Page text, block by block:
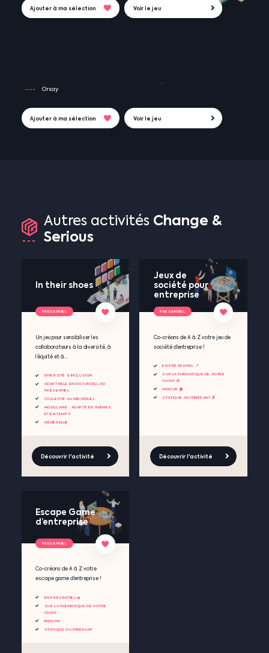
Ajouter à ma sélection Voir le jeu
Orsay
Ajouter à ma sélection Voir le jeu
Autres activités Change &
Serious
In their shoes
Un jeu pour sensibiliser les
collaborateurs à la diversité, à
l’équité et à...
DIVERSITÉ & INCLUSION
ADAPTABLE EN DISTANCIEL OU
PRÉSENTIEL
COLLECTIF OU INDIVIDUEL
MODULAIRE : ADAPTÉ EN THÈMES
ET EN TEMPS
GÉNÉRIQUE
Découvrir l'activité
PRESENTIEL
Jeux de
société pour
entreprise
Co-créons de A à Z votre jeu de
société d’entreprise !
EN PRÉSENTIEL 📍
SUR LA THÉMATIQUE DE VOTRE
CHOIX 🎨
INDOOR 🏠
STATIQUE OU ITINÉRANT 🪑
Découvrir l'activité
PRESENTIEL
Escape Game
d’entreprise
Co-créons de A à Z votre
escape game d’entreprise !
EN PRÉSENTIEL 🧺
SUR LA THÉMATIQUE DE VOTRE
CHOIX
INDOOR
STATIQUE OU ITINÉRANT
PRESENTIEL